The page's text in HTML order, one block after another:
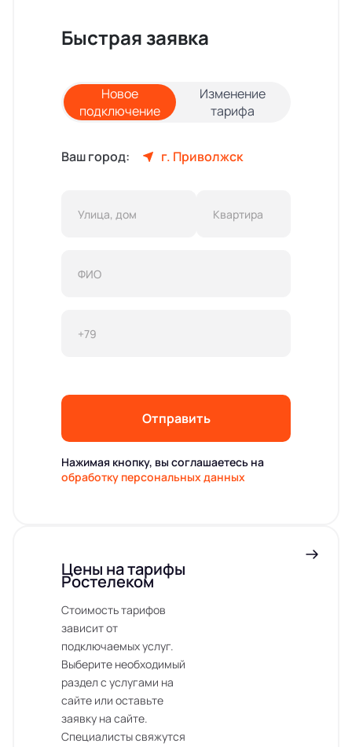
Быстрая заявка
Новое
подключение
Изменение
тарифа
Ваш город: г. Приволжск
Отправить
Нажимая кнопку, вы соглашаетесь на
обработку персональных данных
Цены на тарифы
Ростелеком
Стоимость тарифов
зависит от
подключаемых услуг.
Выберите необходимый
раздел с услугами на
сайте или оставьте
заявку на сайте.
Специалисты свяжутся